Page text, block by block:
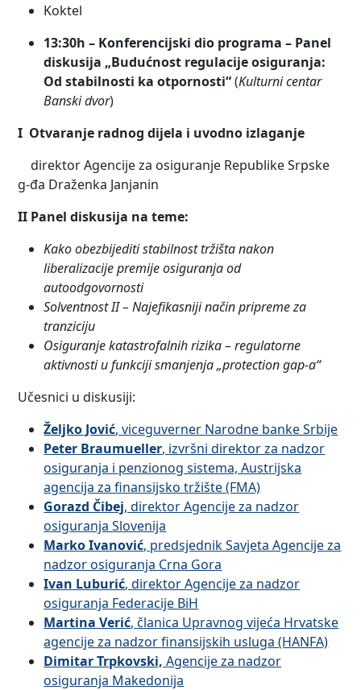
Koktel
13:30h – Konferencijski dio programa – Panel
diskusija „Budućnost regulacije osiguranja:
Od stabilnosti ka otpornosti“(Kulturni centar
Banski dvor)
I Otvaranje radnog dijela i uvodno izlaganje
direktor Agencije za osiguranje Republike Srpske
g-đa Draženka Janjanin
II Panel diskusija na teme:
Kako obezbijediti stabilnost tržišta nakon
liberalizacije premije osiguranja od
autoodgovornosti
Solventnost II – Najefikasniji način pripreme za
tranziciju
Osiguranje katastrofalnih rizika – regulatorne
aktivnosti u funkciji smanjenja „protection gap-a“
Učesnici u diskusiji:
Željko Jović, viceguverner Narodne banke Srbije
Peter Braumueller, izvršni direktor za nadzor
osiguranja i penzionog sistema, Austrijska
agencija za finansijsko tržište (FMA)
Gorazd Čibej, direktor Agencije za nadzor
osiguranja Slovenija
Marko Ivanović, predsjednik Savjeta Agencije za
nadzor osiguranja Crna Gora
Ivan Luburić, direktor Agencije za nadzor
osiguranja Federacije BiH
Martina Verić, članica Upravnog vijeća Hrvatske
agencije za nadzor finansijskih usluga (HANFA)
Dimitar Trpkovski,Agencije za nadzor
osiguranja Makedonija